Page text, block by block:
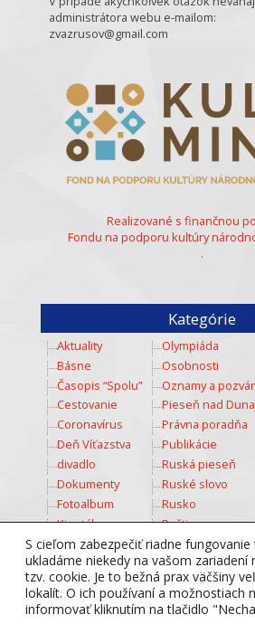
S cieľom zabezpečiť riadne
ukladáme niekedy na vašom zariadení
tzv. cookie. Je to bežná prax väčšiny
lokalít. O ich používaní a možnostiach
informovať kliknutím na tlačidlo
administrátora webu e-mailom:
zvazrusov@gmail.com
Realizované s finančnou
Fondu na podporu kultúry
.
Kategórie
Aktuality
Básne
Časopis “Spolu”
Cestovanie
Coronavírus
Deň Víťazstva
divadlo
Dokumenty
Fotoalbum
Kinotábor
Kozmos
Kultúra
Mladež
Multimedia
Nesmrteľný pluk
Olympiáda
Osobnosti
Oznamy a
Pieseň nad
Právna poradňa
Publikácie
Ruská pieseň
Ruské slovo
Rusko
Ruština
Šport
Súťaž
Totálny diktát
Tradície